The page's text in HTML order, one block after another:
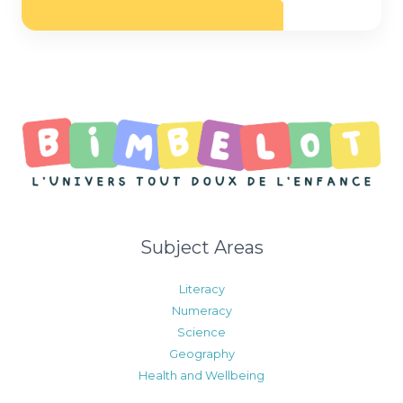
Subject Areas
Literacy
Numeracy
Science
Geography
Health and Wellbeing